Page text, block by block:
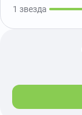
1 звезда